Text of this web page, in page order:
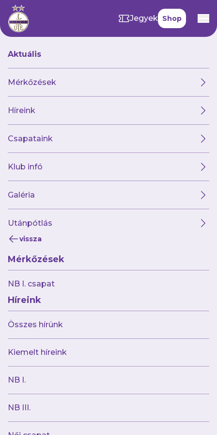
Jegyek Shop
Aktuális
Mérkőzések
Híreink
Csapataink
Klub infó
Galéria
Utánpótlás
vissza
Mérkőzések
NB I. csapat
Híreink
Összes hírünk
Kiemelt híreink
NB I.
NB III.
2025.03.21
Gödöllőn vár kötelező győzelem női
labdarúgóinkra
2025.03.20